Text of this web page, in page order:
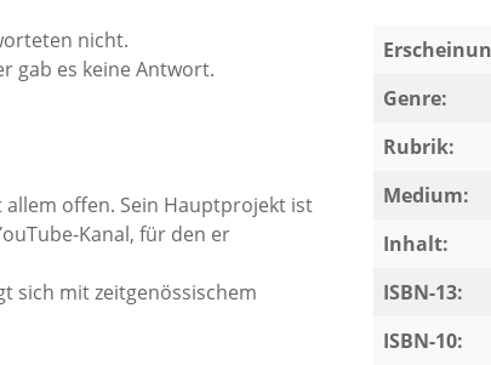
nicht.
gab es keine Antwort.
offen. Sein Hauptprojekt ist
Kanal, für den er
sich mit zeitgenössischem
Genre:
Rubrik:
Medium:
Inhalt:
ISBN-13:
ISBN-10: